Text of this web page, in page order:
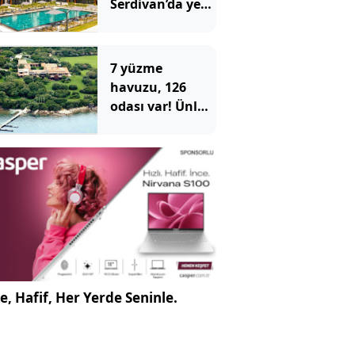
Serdivan’da yeni
7 yüzme
havuzu, 126
odası var! Ünlü
uçuklatan
rakamla satışa
çıktı
Hafif, Her Yerde Seninle.